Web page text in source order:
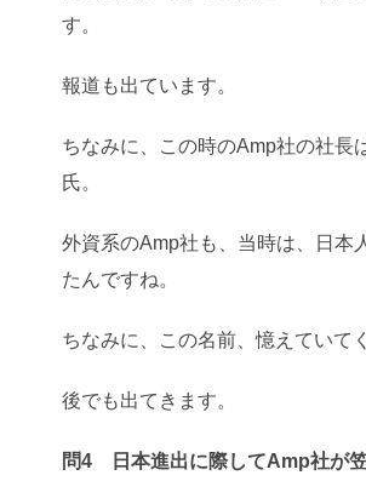
す。
報道も出ています。
ちなみに、この時のAmp社の社長
氏。
外資系のAmp社も、当時は、日本
たんですね。
ちなみに、この名前、憶えていて
後でも出てきます。
問4 日本進出に際してAmp社が